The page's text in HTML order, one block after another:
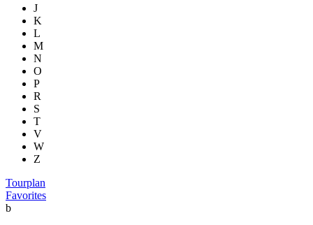
J
K
L
M
N
O
P
R
S
T
V
W
Z
Tourplan
Favorites
b